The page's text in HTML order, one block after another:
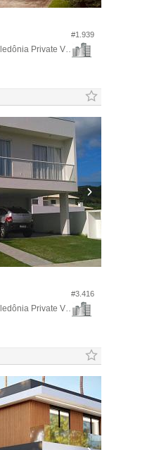
#1.939
Casa no Condomínio Caledônia Private Village
#3.416
Casa no Condomínio Caledônia Private Village